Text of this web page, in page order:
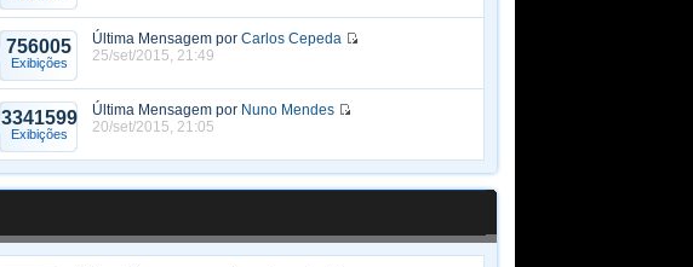
756005
Exibições
Última Mensagem por Carlos Cepeda
25/set/2015, 21:49
3341599
Exibições
Última Mensagem por Nuno Mendes
20/set/2015, 21:05